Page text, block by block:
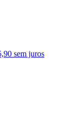
sem juros